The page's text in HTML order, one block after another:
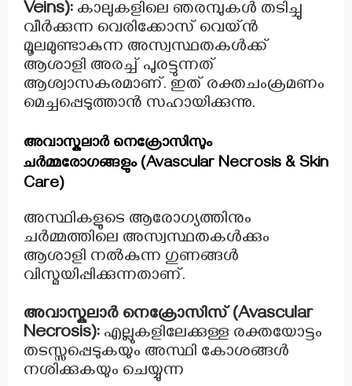
Veins): കാലുകളിലെ ഞരമ്പുകൾ തടിച്ചു
വീർക്കുന്ന വെരിക്കോസ് വെയ്ൻ
മൂലമുണ്ടാകുന്ന അസ്വസ്ഥതകൾക്ക്
ആശാളി അരച്ച് പുരട്ടുന്നത്
ആശ്വാസകരമാണ്. ഇത് രക്തചംക്രമണം
മെച്ചപ്പെടുത്താൻ സഹായിക്കുന്നു.
അവാസ്കുലാർ നെക്രോസിസും
ചർമ്മരോഗങ്ങളും (Avascular Necrosis & Skin
Care)
അസ്ഥികളുടെ ആരോഗ്യത്തിനും
ചർമ്മത്തിലെ അസ്വസ്ഥതകൾക്കും
ആശാളി നൽകുന്ന ഗുണങ്ങൾ
വിസ്മയിപ്പിക്കുന്നതാണ്.
അവാസ്കുലാർ നെക്രോസിസ് (Avascular
Necrosis): എല്ലുകളിലേക്കുള്ള രക്തയോട്ടം
തടസ്സപ്പെടുകയും അസ്ഥി കോശങ്ങൾ
നശിക്കുകയും ചെയ്യുന്ന